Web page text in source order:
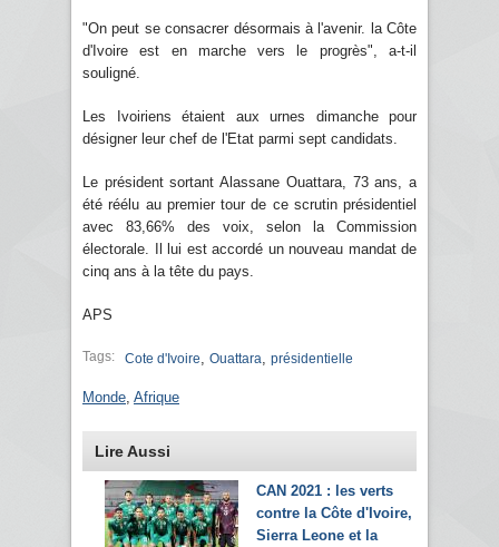
"On peut se consacrer désormais à l'avenir. la Côte
d'Ivoire est en marche vers le progrès", a-t-il
souligné.
Les Ivoiriens étaient aux urnes dimanche pour
désigner leur chef de l'Etat parmi sept candidats.
Le président sortant Alassane Ouattara, 73 ans, a
été réélu au premier tour de ce scrutin présidentiel
avec 83,66% des voix, selon la Commission
électorale. Il lui est accordé un nouveau mandat de
cinq ans à la tête du pays.
APS
Tags: Cote d'Ivoire Ouattara présidentielle
Monde Afrique
Lire Aussi
CAN 2021 : les verts
contre la Côte d'Ivoire,
Sierra Leone et la